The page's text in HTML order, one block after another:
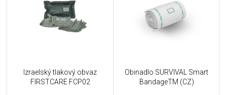
Izraelský tlakový obvaz
FIRSTCARE FCP02
Obinadlo SURVIVAL Smart
BandageTM (CZ)